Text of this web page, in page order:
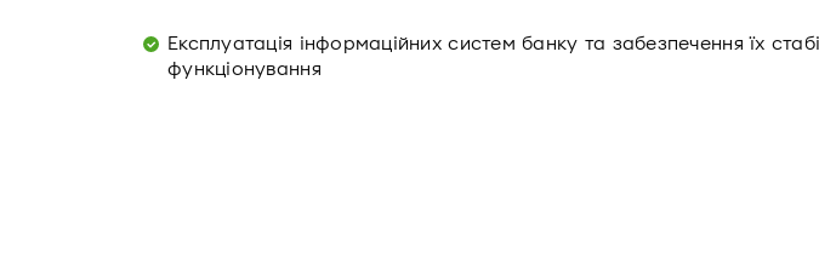
Експлуатація інформаційних систем банку та забезпечення їх
функціонування